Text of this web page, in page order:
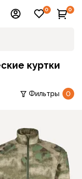
0 0
куртки
Фильтры 0